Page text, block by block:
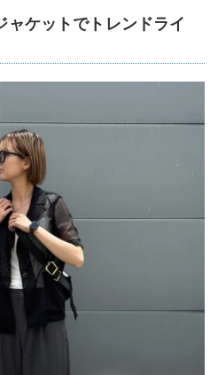
ャケットでトレンドライ